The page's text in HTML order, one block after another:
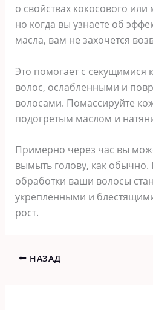
о свойствах кокосового
но когда вы узнаете об
масла, вам не захочется
Это помогает с
волос, ослабленными и
волосами. Помассируйте
подогретым маслом и
Примерно через час вы
вымыть голову, как обычно.
обработки ваши волосы
укрепленными и
рост.
НАЗАД